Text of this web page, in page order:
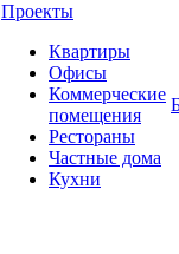
Проекты
Квартиры
Офисы
Коммерческие
помещения
Рестораны
Частные дома
Кухни